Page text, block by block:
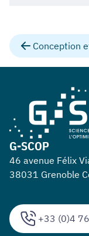
Conception
+33 (0)4
G-SCOP
46 avenue Félix
38031 Grenoble